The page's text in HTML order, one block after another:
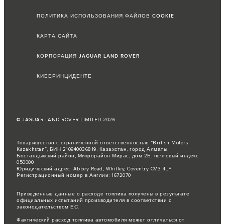
ПОЛИТИКА ИСПОЛЬЗОВАНИЯ ФАЙЛОВ COOKIE
КАРТА САЙТА
КОРПОРАЦИЯ JAGUAR LAND ROVER
КИБЕРИНЦИДЕНТЕ
© JAGUAR LAND ROVER LIMITED 2026
Товарищество с ограниченной ответственностью “British Motors
Kazakhstan”, БИН 210940036819, Казахстан, город Алматы,
Бостандыкский район, Микрорайон Мирас, дом 2Б, почтовый индекс
050000
Юридический адрес: Abbey Road, Whitley, Coventry CV3 4LF
Регистрационный номер в Англии: 1672070
Приведенные данные о расходе топлива получены в результате
официальных испытаний производителя в соответствии с
законодательством ЕС.
Фактический расход топлива автомобиля может отличаться от